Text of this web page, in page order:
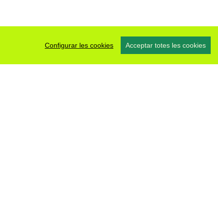
Configurar les cookies Acceptar totes les cookies